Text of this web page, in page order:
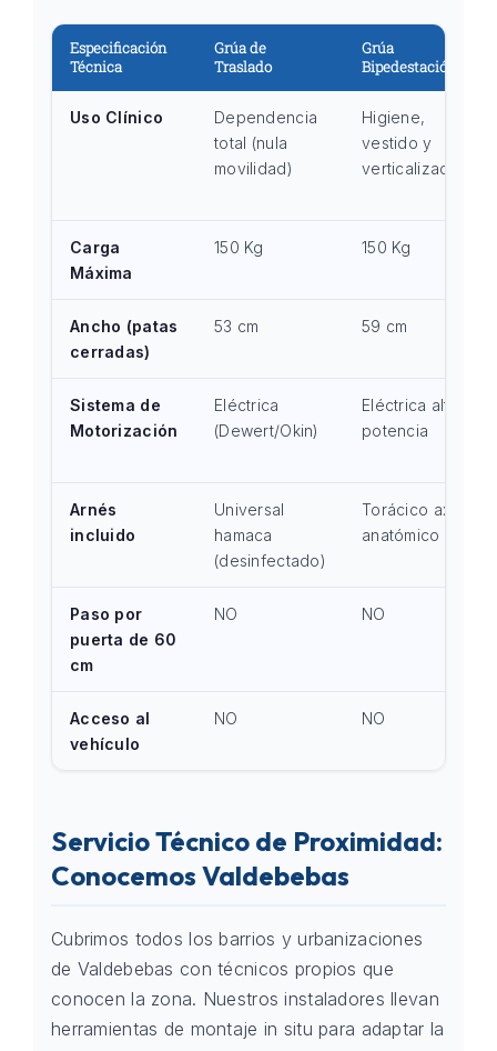
Especificación
Técnica
Grúa de
Traslado
Grúa
Bipedestación
Uso Clínico
Dependencia
total (nula
movilidad)
Higiene,
vestido y
verticalización
Carga
Máxima
150 Kg 150 Kg
Ancho (patas
cerradas)
53 cm 59 cm
Sistema de
Motorización
Eléctrica
(Dewert/Okin)
Eléctrica alta
potencia
Arnés
incluido
Universal
hamaca
(desinfectado)
Torácico axial
anatómico
Paso por
puerta de 60
cm
NO NO
Acceso al
vehículo
NO NO
Servicio Técnico de Proximidad:
Conocemos Valdebebas
Cubrimos todos los barrios y urbanizaciones
de Valdebebas con técnicos propios que
conocen la zona. Nuestros instaladores llevan
herramientas de montaje in situ para adaptar la